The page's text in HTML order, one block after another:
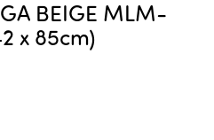
BEIGE MLM-
x 85cm)